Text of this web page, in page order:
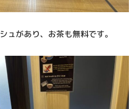
ュがあり、お茶も無料です。